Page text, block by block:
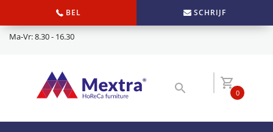
BEL SCHRIJF
Ma-Vr: 8.30 - 16.30
0